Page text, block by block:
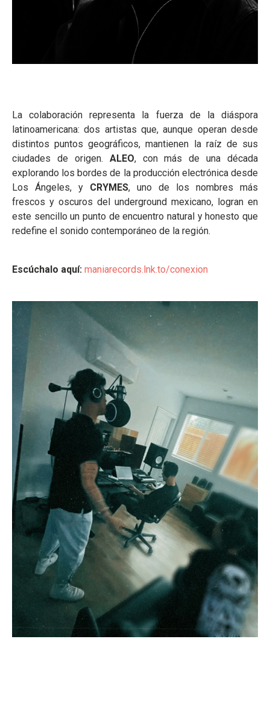
La colaboración representa la fuerza de la diáspora
latinoamericana: dos artistas que, aunque operan desde
distintos puntos geográficos, mantienen la raíz de sus
ciudades de origen. ALEO, con más de una década
explorando los bordes de la producción electrónica desde
Los Ángeles, y CRYMES, uno de los nombres más
frescos y oscuros del underground mexicano, logran en
este sencillo un punto de encuentro natural y honesto que
redefine el sonido contemporáneo de la región.
Escúchalo aquí: maniarecords.lnk.to/conexion